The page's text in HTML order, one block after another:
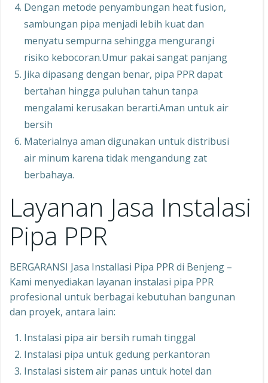
Dengan metode penyambungan heat fusion,
sambungan pipa menjadi lebih kuat dan
menyatu sempurna sehingga mengurangi
risiko kebocoran.Umur pakai sangat panjang
Jika dipasang dengan benar, pipa PPR dapat
bertahan hingga puluhan tahun tanpa
mengalami kerusakan berarti.Aman untuk air
bersih
Materialnya aman digunakan untuk distribusi
air minum karena tidak mengandung zat
berbahaya.
Layanan Jasa Instalasi
Pipa PPR
BERGARANSI Jasa Installasi Pipa PPR di Benjeng –
Kami menyediakan layanan instalasi pipa PPR
profesional untuk berbagai kebutuhan bangunan
dan proyek, antara lain:
Instalasi pipa air bersih rumah tinggal
Instalasi pipa untuk gedung perkantoran
Instalasi sistem air panas untuk hotel dan